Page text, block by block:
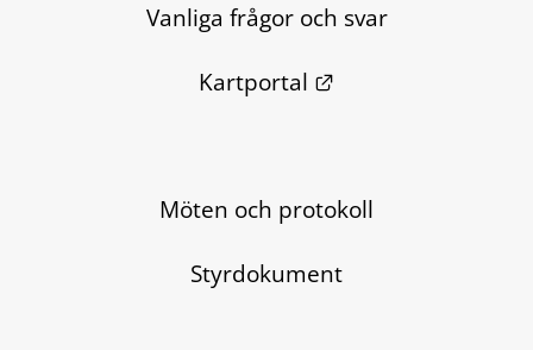
Vanliga frågor och svar
Kartportal
Länk till annan
Möten och protokoll
Styrdokument